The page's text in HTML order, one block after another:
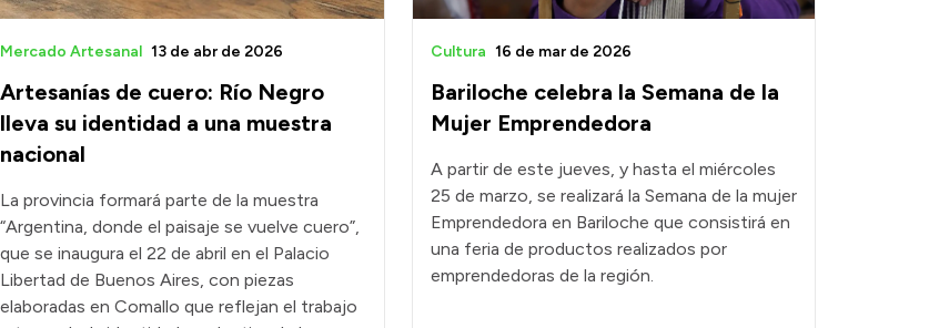
Artesanías de cuero: Río Negro
lleva su identidad a una muestra
nacional
Mercado Artesanal 13 de abr de 2026
La provincia formará parte de la muestra
“Argentina, donde el paisaje se vuelve cuero”,
que se inaugura el 22 de abril en el Palacio
Libertad de Buenos Aires, con piezas
elaboradas en Comallo que reflejan el trabajo
Bariloche celebra la Semana de la
Mujer Emprendedora
Cultura 16 de mar de 2026
A partir de este jueves, y hasta el miércoles
25 de marzo, se realizará la Semana de la mujer
Emprendedora en Bariloche que consistirá en
una feria de productos realizados por
emprendedoras de la región.